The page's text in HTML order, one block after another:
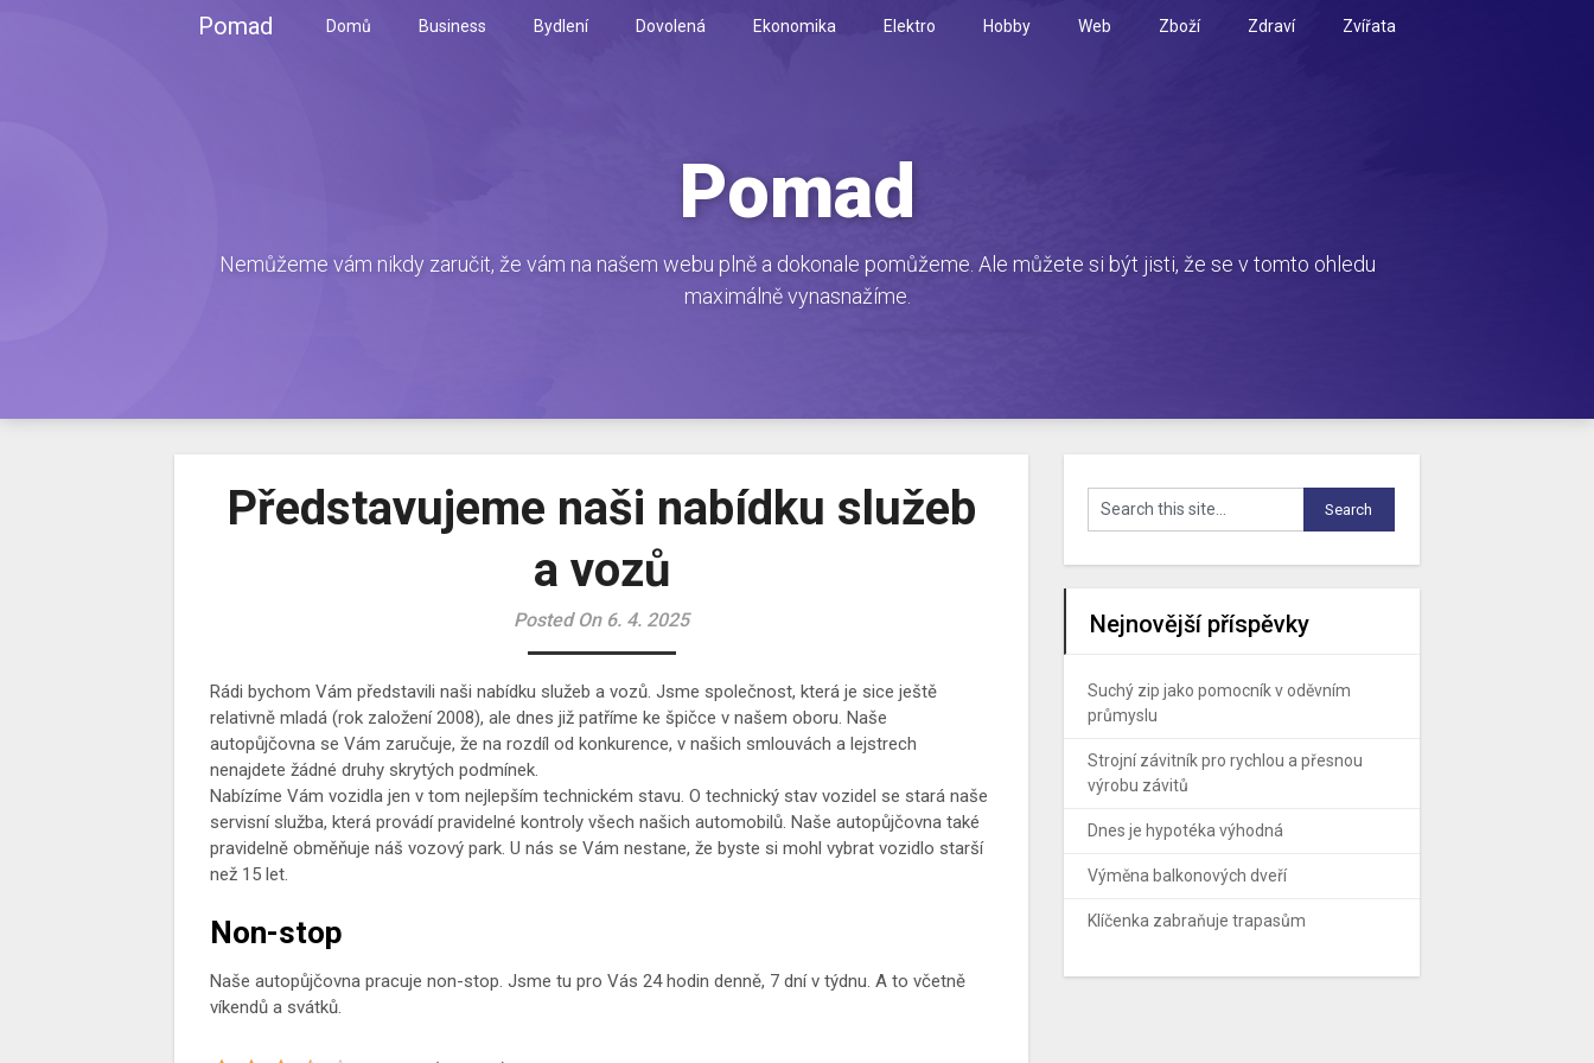
Pomad Domů Business Bydlení Dovolená Ekonomika Elektro Hobby Web Zboží Zdraví Zvířata
Pomad
Nemůžeme vám nikdy zaručit, že vám na našem webu plně a dokonale pomůžeme. Ale můžete si být jisti, že se v tomto ohledu
maximálně vynasnažíme.
Představujeme naši nabídku služeb
a vozů
Posted On 6. 4. 2025
Rádi bychom Vám představili naši nabídku služeb a vozů. Jsme společnost, která je sice ještě
relativně mladá (rok založení 2008), ale dnes již patříme ke špičce v našem oboru. Naše
autopůjčovna se Vám zaručuje, že na rozdíl od konkurence, v našich smlouvách a lejstrech
nenajdete žádné druhy skrytých podmínek.
Nabízíme Vám vozidla jen v tom nejlepším technickém stavu. O technický stav vozidel se stará naše
servisní služba, která provádí pravidelné kontroly všech našich automobilů. Naše autopůjčovna také
pravidelně obměňuje náš vozový park. U nás se Vám nestane, že byste si mohl vybrat vozidlo starší
než 15 let.
Non-stop
Naše autopůjčovna pracuje non-stop. Jsme tu pro Vás 24 hodin denně, 7 dní v týdnu. A to včetně
víkendů a svátků.
Nejnovější příspěvky
Suchý zip jako pomocník v oděvním
průmyslu
Strojní závitník pro rychlou a přesnou
výrobu závitů
Dnes je hypotéka výhodná
Výměna balkonových dveří
Klíčenka zabraňuje trapasům